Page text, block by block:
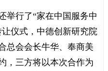
行了“家在中国服务中
仪式，中德创新研究院
总会会长牛华、奉商美
，三方将以本次合作为